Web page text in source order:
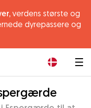
verdens største og
dyrepassere og